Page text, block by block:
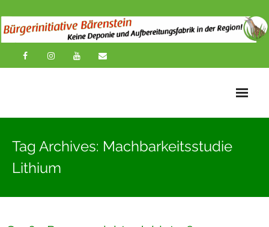
News
Tag Archives: Machbarkeitsstudie
Lithium